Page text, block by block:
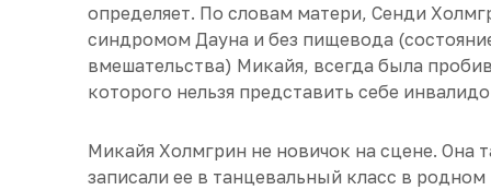
определяет. По словам матери, Сенди
синдромом Дауна и без пищевода
вмешательства) Микайя, всегда была
которого нельзя представить себе
Микайя Холмгрин не новичок на сцене. Она
записали ее в танцевальный класс в